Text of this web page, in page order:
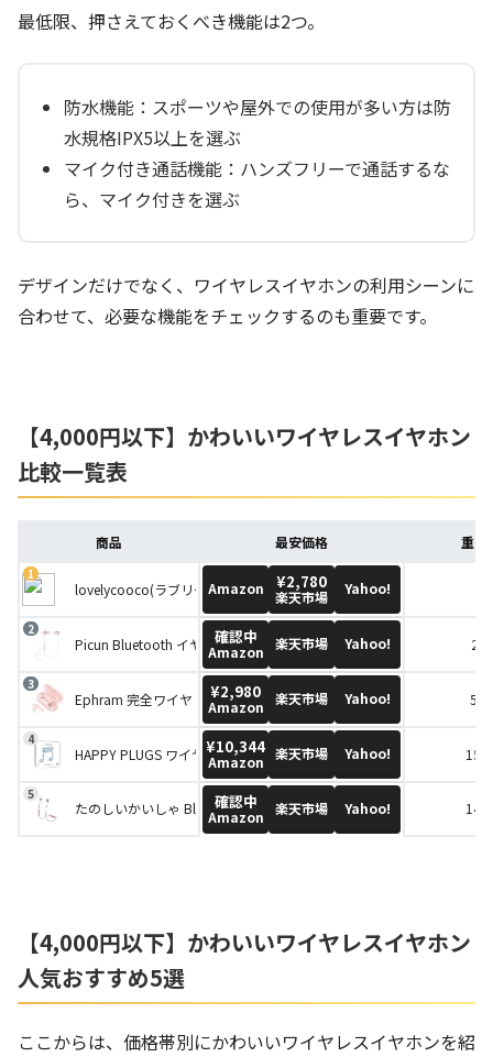
最低限、押さえておくべき機能は2つ。
防水機能：スポーツや屋外での使用が多い方は防
水規格IPX5以上を選ぶ
マイク付き通話機能：ハンズフリーで通話するな
ら、マイク付きを選ぶ
デザインだけでなく、ワイヤレスイヤホンの利用シーンに
合わせて、必要な機能をチェックするのも重要です。
【4,000円以下】かわいいワイヤレスイヤホン
比較一覧表
商品 最安価格 重さ
lovelycooco(ラブリークーコ) ワイヤレスイヤホン
Amazon ¥2,780
楽天市場 Yahoo!
Picun Bluetooth イヤホン S9
確認中
Amazon 楽天市場 Yahoo! 23
Ephram 完全ワイヤレスイヤホン
¥2,980
Amazon 楽天市場 Yahoo! 5.0
HAPPY PLUGS ワイヤレスイヤホンWIRELESS 2
¥10,344
Amazon 楽天市場 Yahoo!
たのしいかいしゃ Bluetoothインナーイヤーアルミイヤホン TA-BT4
確認中
Amazon 楽天市場 Yahoo!
【4,000円以下】かわいいワイヤレスイヤホン
人気おすすめ5選
ここからは、価格帯別にかわいいワイヤレスイヤホンを紹